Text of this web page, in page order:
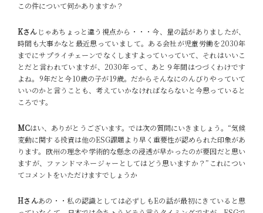
この件について何かありますか？
Kさんじゃあちょっと違う視点から・・・今、量の話がありましたが、
時間も大事かなと最近思っていまして。ある会社が児童労働を2030年
までにサプライチェーンでなくしますよっていっていて、それはいいこ
とだと言われていますが、2030年って、あと９年間はつづくわけです
よね。9年だと今10歳の子が19歳。だからそんなにのんびりやっていて
いいのかと言うことも、考えていかなければならないと今思っていると
ころです。
MCはい、ありがとうございます。では次の質問にいきましょう。“気候
変動に関する投資は他のESG課題より早く重要性が認められた印象があ
ります。欧州の理念や学術的な懸念の浸透が早かったのが要因だと思い
ますが、ファンドマネージャーとしてはどう思いますか？”これについ
てコメントをいただけますでしょうか
Hさんあの・・私の認識としては必ずしもEの話が最初にきていると思